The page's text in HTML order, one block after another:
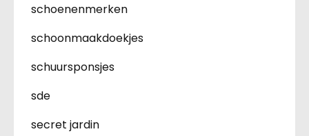
schoenenmerken
schoonmaakdoekjes
schuursponsjes
sde
secret jardin